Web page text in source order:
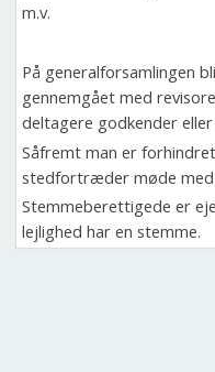
m.v.
På generalforsamlingen
gennemgået med
deltagere godkender
Såfremt man er
stedfortræder møde
Stemmeberettigede er
lejlighed har en stemme.